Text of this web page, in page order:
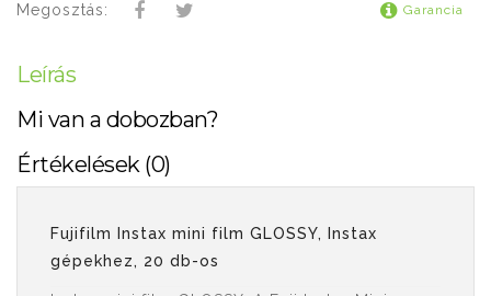
Megosztás: Garancia
Leírás
Mi van a dobozban?
Értékelések (0)
Fujifilm Instax mini film GLOSSY, Instax
gépekhez, 20 db-os